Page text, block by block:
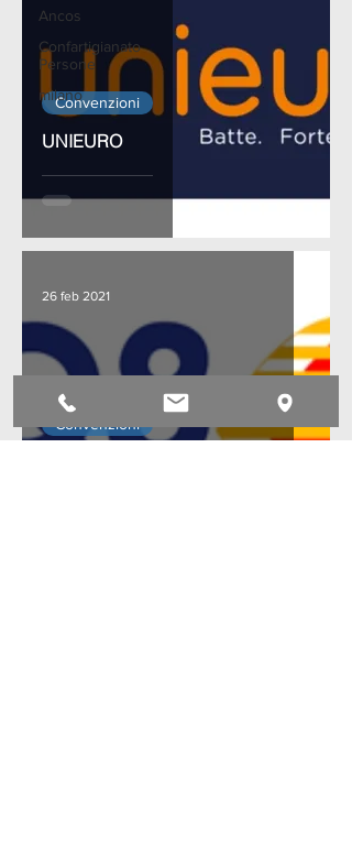
Ancos
Confartigianato
Persone
milano
UNIEURO
Convenzioni
Convenzioni
26 feb 2021